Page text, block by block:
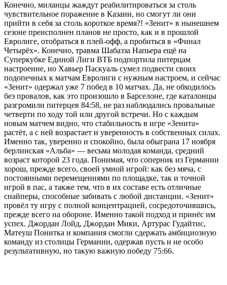
Конечно, миланцы жаждут реабилитироваться за столь
чувствительное поражение в Казани, но смогут ли они
прийти в себя за столь короткое время?! «Зенит» в нынешнем
сезоне преисполнен планов не просто, как и в прошлой
Евролиге, отобраться в плей-офф, а пробиться в «Финал
Четырёх». Конечно, травма Шабазза Напьера ещё на
Суперкубке Единой Лиги ВТБ подпортила питерцам
настроение, но Хавьер Паскуаль сумел подвести своих
подопечных к матчам Евролиги с нужным настроем, и сейчас
«Зенит» одержал уже 7 побед в 10 матчах. Да, не обходилось
без провалов, как это произошло в Барселоне, где каталонцы
разгромили питерцев 84:58, не раз наблюдались провальные
четверти по ходу той или другой встречи. Но с каждым
новым матчем видно, что стабильность в игре «Зенита»
растёт, а с ней возрастает и уверенность в собственных силах.
Именно так, уверенно и спокойно, была обыграна 17 ноября
берлинская «Альба» — весьма молодая команда, средний
возраст которой 23 года. Понимая, что соперник из Германии
хорош, прежде всего, своей умной игрой: как без мяча, с
постоянными перемещениями по площадке, так и точной
игрой в пас, а также тем, что в их составе есть отличные
снайперы, способные забивать с любой дистанции. «Зенит»
провёл ту игру с полной концентрацией, сосредоточившись,
прежде всего на обороне. Именно такой подход и принёс им
успех. Джордан Лойд, Джордан Мики, Артурас Гудайтис,
Матеуш Понитка и компания смогли сдержать амбициозную
команду из столицы Германии, одержав пусть и не особо
результативную, но такую важную победу 75:66.